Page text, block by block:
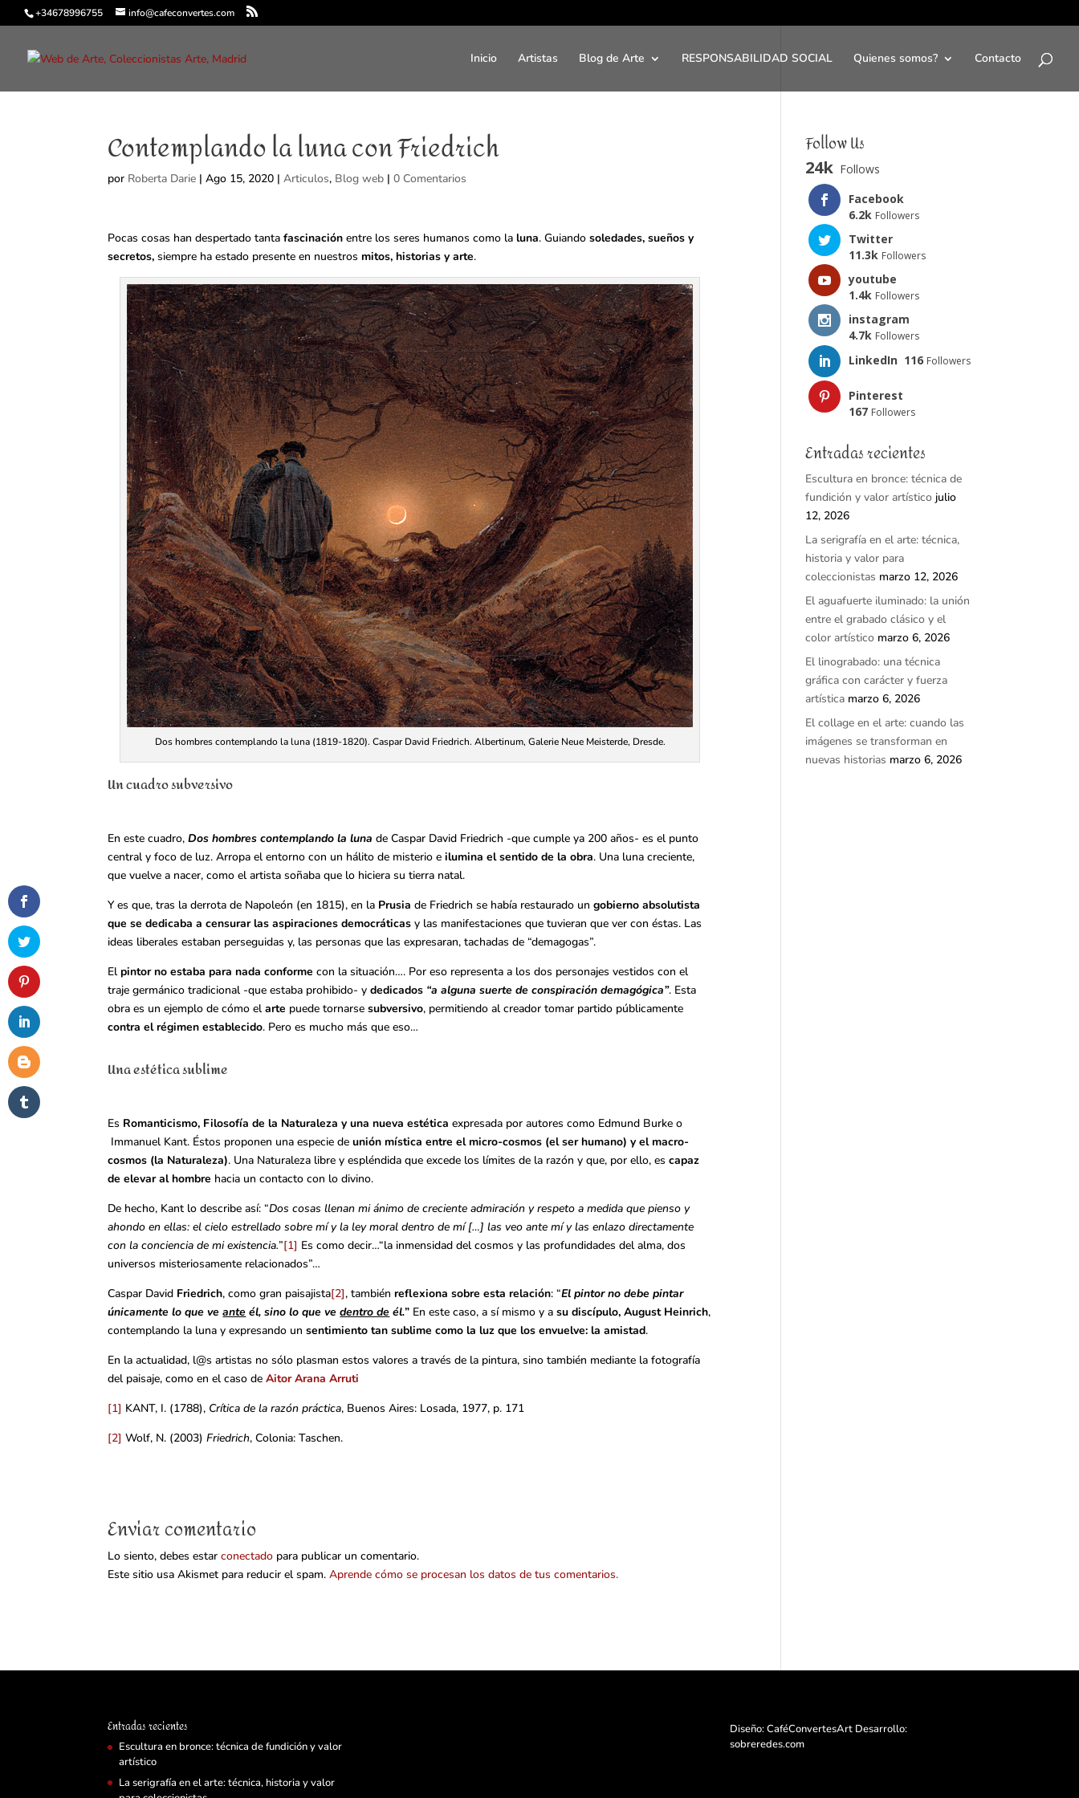
+34678996755 info@cafeconvertes.com
Inicio Artistas Blog de Arte RESPONSABILIDAD SOCIAL Quienes somos? Contacto
Contemplando la luna con Friedrich
por Roberta Darie |Ago 15, 2020 |Articulos, Blog web |0 Comentarios
Pocas cosas han despertado tantafascinación entre los seres humanos como laluna. Guiandosoledades, sueños y
secretos, siempre ha estado presente en nuestros mitos, historias y arte.
Dos hombres contemplando la luna (1819-1820). Caspar David Friedrich. Albertinum, Galerie Neue Meisterde, Dresde.
Un cuadro subversivo
En este cuadro,Dos hombres contemplando la luna de Caspar David Friedrich -que cumple ya 200 años- es el punto
central y foco de luz. Arropa el entorno con un hálito de misterio e ilumina el sentido de la obra. Una luna creciente,
que vuelve a nacer, como el artista soñaba que lo hiciera su tierra natal.
Y es que, tras la derrota de Napoleón (en 1815), en la Prusia de Friedrich se había restaurado ungobierno absolutista
que se dedicaba a censurar las aspiraciones democráticas y las manifestaciones que tuvieran que ver con éstas. Las
ideas liberales estaban perseguidas y, las personas que las expresaran, tachadas de “demagogas”.
Elpintor no estaba para nada conforme con la situación…. Por eso representa a los dos personajes vestidos con el
traje germánico tradicional -que estaba prohibido- ydedicados “a alguna suerte de conspiración demagógica”. Esta
obra es un ejemplo de cómo elarte puede tornarsesubversivo, permitiendo al creador tomar partido públicamente
contra el régimen establecido. Pero es mucho más que eso…
Una estética sublime
Es Romanticismo, Filosofía de la Naturaleza y una nueva estética expresada por autores como Edmund Burke o
Immanuel Kant. Éstos proponen una especie deunión mística entre el micro-cosmos (el ser humano) y el macro-
cosmos (la Naturaleza). Una Naturaleza libre y espléndida que excede los límites de la razón y que, por ello, escapaz
de elevar al hombre hacia un contacto con lo divino.
De hecho, Kant lo describe así: “Dos cosas llenan mi ánimo de creciente admiración y respeto a medida que pienso y
ahondo en ellas: el cielo estrellado sobre mí y la ley moral dentro de mí […] las veo ante mí y las enlazo directamente
con la conciencia de mi existencia.”[1] Es como decir…“la inmensidad del cosmos y las profundidades del alma, dos
universos misteriosamente relacionados”…
Caspar David Friedrich, como gran paisajista[2], tambiénreflexiona sobre esta relación: “El pintor no debe pintar
únicamente lo que veante él, sino lo que vedentro de él.” En este caso, a sí mismo y asu discípulo, August Heinrich,
contemplando la luna y expresando unsentimiento tan sublime como la luz que los envuelve: la amistad.
En la actualidad, l@s artistas no sólo plasman estos valores a través de la pintura, sino también mediante la fotografía
del paisaje, como en el caso deAitor Arana Arruti
[1] KANT, I. (1788), Crítica de la razón práctica, Buenos Aires: Losada, 1977, p. 171
[2] Wolf, N. (2003)Friedrich, Colonia: Taschen.
Enviar comentario
Lo siento, debes estarconectado para publicar un comentario.
Este sitio usa Akismet para reducir el spam.Aprende cómo se procesan los datos de tus comentarios.
Follow Us
24k Follows
Facebook
6.2k Followers
Twitter
11.3k Followers
youtube
1.4k Followers
instagram
4.7k Followers
LinkedIn 116 Followers
Pinterest
167 Followers
Entradas recientes
Escultura en bronce: técnica de
fundición y valor artístico julio
12, 2026
La serigrafía en el arte: técnica,
historia y valor para
coleccionistas marzo 12, 2026
El aguafuerte iluminado: la unión
entre el grabado clásico y el
color artístico marzo 6, 2026
El linograbado: una técnica
gráfica con carácter y fuerza
artística marzo 6, 2026
El collage en el arte: cuando las
imágenes se transforman en
nuevas historias marzo 6, 2026
Entradas recientes
Escultura en bronce: técnica de fundición y valor
artístico
La serigrafía en el arte: técnica, historia y valor
Diseño: CaféConvertesArt Desarrollo:
sobreredes.com